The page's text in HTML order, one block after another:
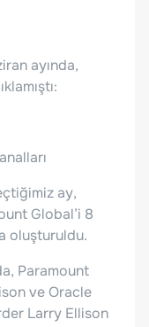
ayında,
ay,
Global’i 8
oluşturuldu.
Paramount
ve Oracle
Larry Ellison